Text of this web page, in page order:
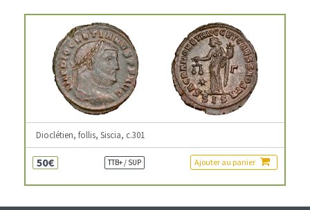
Dioclétien, follis, Siscia, c.301
50€ TTB+ / SUP Ajouter au panier